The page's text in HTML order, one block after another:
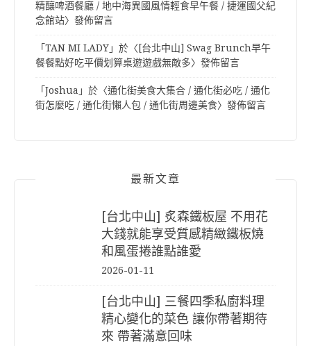
精釀啤酒餐廳 / 地中海異國風情輕食早午餐 / 捷運國父紀
念館站〉發佈留言
「TAN MI LADY」於〈 [台北中山] Swag Brunch早午
餐餐點好吃平價划算桌遊遊戲無敵多〉發佈留言
「Joshua 」於〈通化街美食大集合 / 通化街必吃 / 通化
街怎麼吃 / 通化街懶人包 / 通化街周邊美食〉發佈留言
最新文章
[台北中山] 炙森鐵板屋 不用花
大錢就能享受質感精緻鐵板燒
和風蛋捲誰點誰愛
2026-01-11
[台北中山] 三餐四季私廚料理
精心變化的菜色 讓你帶著期待
來 帶著滿意回味